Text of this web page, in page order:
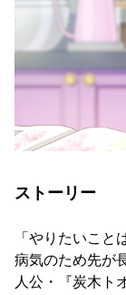
ストーリー
「やりたいこと
病気のため先が
人公・『炭木ト